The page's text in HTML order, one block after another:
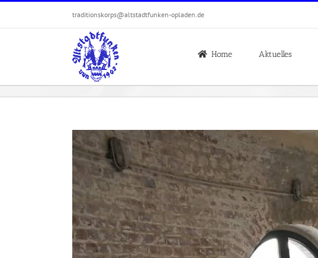
traditionskorps@altstadtfunken-opladen.de
Home Aktuelles